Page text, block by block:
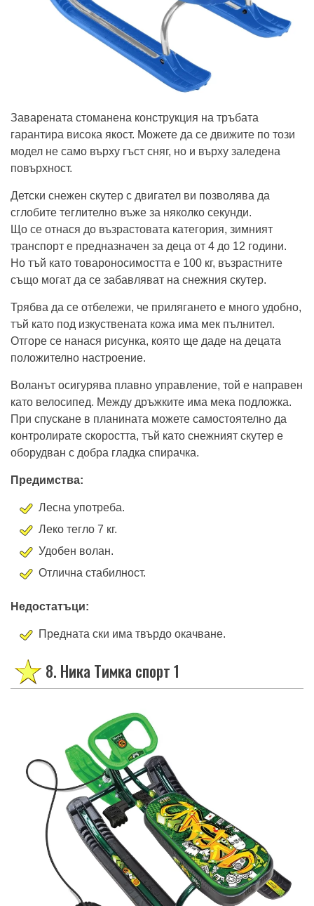
Заварената стоманена конструкция на тръбата
гарантира висока якост. Можете да се движите по този
модел не само върху гъст сняг, но и върху заледена
повърхност.
Детски снежен скутер с двигател ви позволява да
сглобите теглително въже за няколко секунди.
Що се отнася до възрастовата категория, зимният
транспорт е предназначен за деца от 4 до 12 години.
Но тъй като товароносимостта е 100 кг, възрастните
също могат да се забавляват на снежния скутер.
Трябва да се отбележи, че прилягането е много удобно,
тъй като под изкуствената кожа има мек пълнител.
Отгоре се нанася рисунка, която ще даде на децата
положително настроение.
Воланът осигурява плавно управление, той е направен
като велосипед. Между дръжките има мека подложка.
При спускане в планината можете самостоятелно да
контролирате скоростта, тъй като снежният скутер е
оборудван с добра гладка спирачка.
Предимства:
Лесна употреба.
Леко тегло 7 кг.
Удобен волан.
Отлична стабилност.
Недостатъци:
Предната ски има твърдо окачване.
8. Ника Тимка спорт 1